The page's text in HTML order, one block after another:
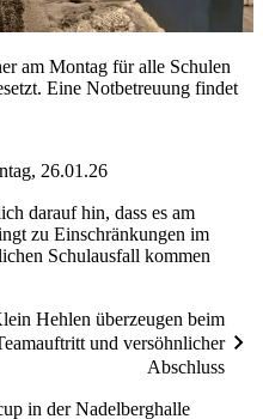
am Mon­tag für alle Schu­len
Eine Not­be­treu­ung fin­det
26.01.26
darauf hin, dass es am
zu Einschränkungen im
Schulausfall kommen
chevron_right
Hehlen überzeugen beim
und versöhnlicher
Abschluss
in der Nadelberghalle